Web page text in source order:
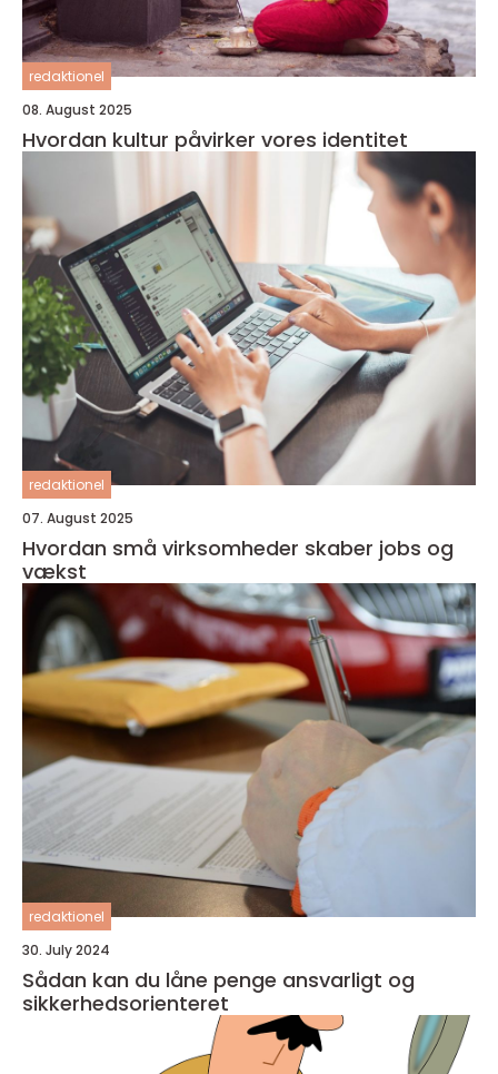
redaktionel
08. August 2025
Hvordan kultur påvirker vores identitet
redaktionel
07. August 2025
Hvordan små virksomheder skaber jobs og
vækst
redaktionel
30. July 2024
Sådan kan du låne penge ansvarligt og
sikkerhedsorienteret